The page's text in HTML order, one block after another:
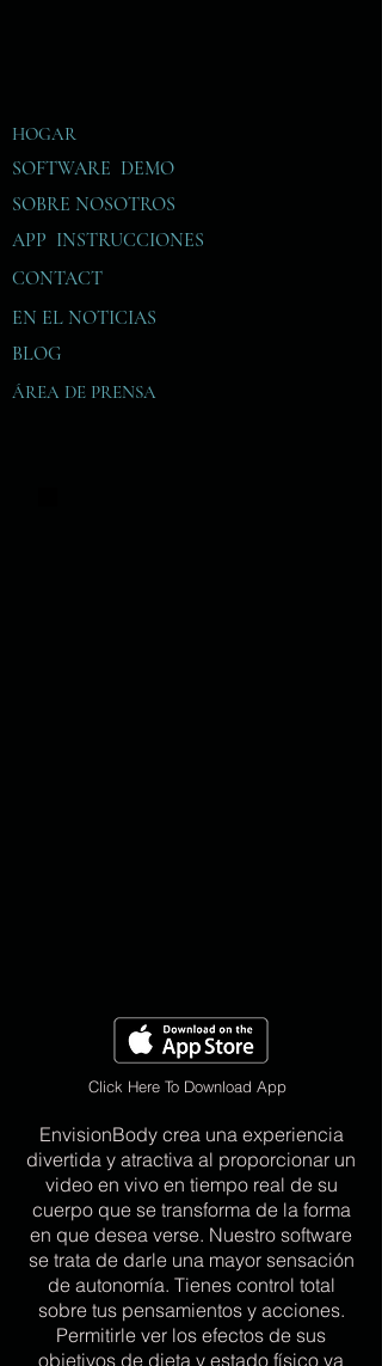
HOGAR
EN EL NOTICIAS
ÁREA DE PRENSA
SOFTWARE DEMO
SOBRE NOSOTROS
BLOG
APP INSTRUCCIONES
CONTACT
Click Here To Download App
EnvisionBody crea una experiencia
divertida y atractiva al proporcionar un
video en vivo en tiempo real de su
cuerpo que se transforma de la forma
en que desea verse. Nuestro software
se trata de darle una mayor sensación
de autonomía. Tienes control total
sobre tus pensamientos y acciones.
Permitirle ver los efectos de sus
objetivos de dieta y estado físico ya